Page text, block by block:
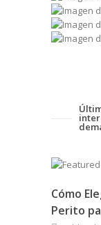
Cómo
Perito